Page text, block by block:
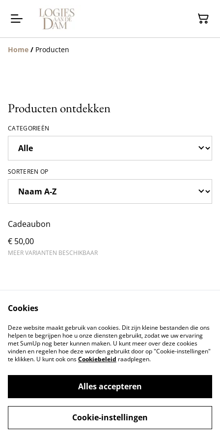
Home / Producten
Producten ontdekken
CATEGORIEËN
SORTEREN OP
Cadeaubon
€ 50,00
MEER VARIANTEN BESCHIKBAAR
Contact Us
Legal Terms
Privacy Policy
Cookie Policy
©2026LOGIES AAN DE DAM
powered by
Cookies
Deze website maakt gebruik van cookies. Dit zijn kleine bestanden die ons
helpen te begrijpen hoe u onze diensten gebruikt, zodat we uw ervaring
met SumUp nog beter kunnen maken. U kunt meer over deze cookies
vinden en regelen hoe deze worden gebruikt door op "Cookie-instellingen"
te klikken. U kunt ook onsCookiebeleid raadplegen.
Alles accepteren
Cookie-instellingen